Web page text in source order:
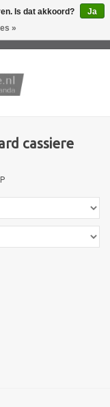
cassiere
Is dat akkoord?
Ja
»